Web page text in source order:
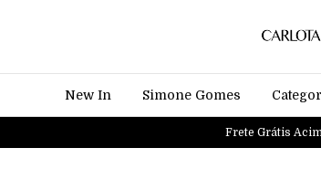
New In Simone Gomes
Frete Grátis